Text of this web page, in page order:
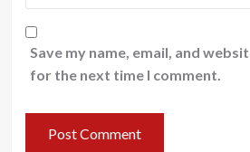
Save my name, email, and
for the next time I comment.